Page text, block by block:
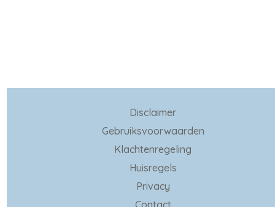
Disclaimer
Gebruiksvoorwaarden
Klachtenregeling
Huisregels
Privacy